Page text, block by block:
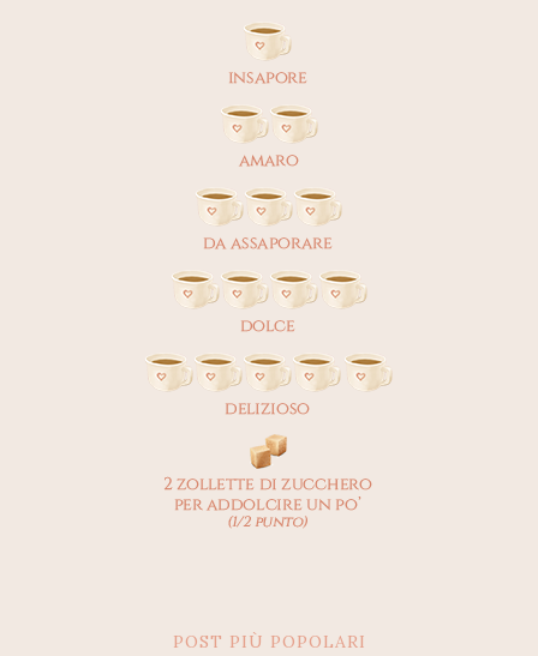
POST PIÙ POPOLARI